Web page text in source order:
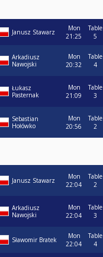
Janusz Stawarz
Mon
21:25
Table
5
Arkadiusz
Nawojski
Mon
20:32
Table
4
Łukasz
Pasternak
Mon
21:09
Table
3
Sebastian
Hołówko
Mon
20:56
Table
2
Janusz Stawarz
Mon
22:04
Table
2
Arkadiusz
Nawojski
Mon
22:04
Table
3
Sławomir Bratek
Mon
22:04
Table
4